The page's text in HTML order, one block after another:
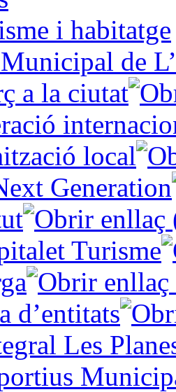
i habitatge
de
a la ciutat
local
Generation
Turisme
d’entitats
Les